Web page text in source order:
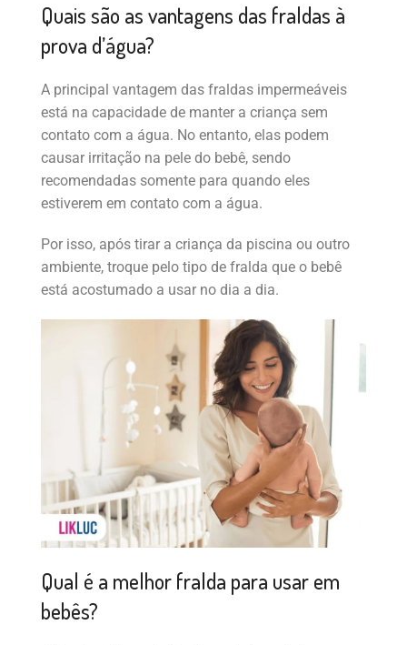
Quais são as vantagens das fraldas à
prova d’água?
A principal vantagem das fraldas impermeáveis
está na capacidade de manter a criança sem
contato com a água. No entanto, elas podem
causar irritação na pele do bebê, sendo
recomendadas somente para quando eles
estiverem em contato com a água.
Por isso, após tirar a criança da piscina ou outro
ambiente, troque pelo tipo de fralda que o bebê
está acostumado a usar no dia a dia.
Qual é a melhor fralda para usar em
bebês?